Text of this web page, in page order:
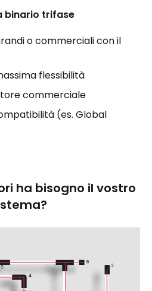
binario trifase
o commerciali con il
flessibilità
commerciale
(es. Global
ha bisogno il vostro